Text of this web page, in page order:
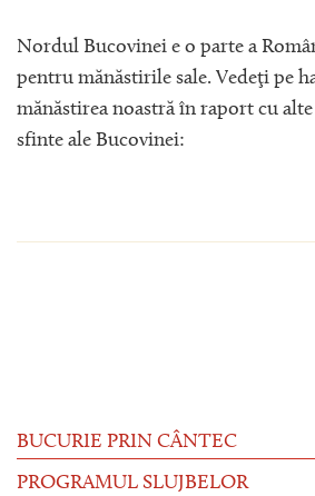
Nordul Bucovinei e o parte a
pentru mănăstirile sale. Vedeţi pe
mănăstirea noastră în raport cu
sfinte ale Bucovinei:
BUCURIE PRIN CÂNTEC
PROGRAMUL SLUJBELOR